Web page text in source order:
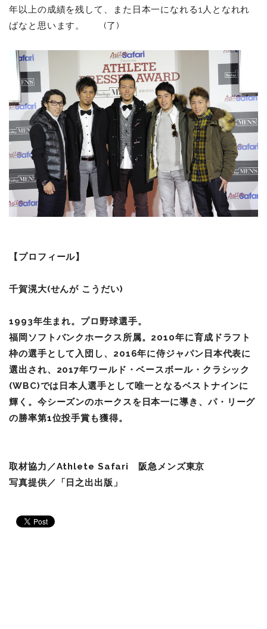
年以上の成績を残して、また日本一になれる1人となれれ
ばなと思います。 (了)
【プロフィール】
千賀滉大(せんが こうだい)
1993年生まれ。プロ野球選手。
福岡ソフトバンクホークス所属。2010年に育成ドラフト
枠の選手として入団し、2016年に侍ジャパン日本代表に
選出され、2017年ワールド・ベースボール・クラシック
(WBC)では日本人選手として唯一となるベストナインに
輝く。今シーズンのホークスを日本一に導き、パ・リーグ
の勝率第1位投手賞も獲得。
取材協力／Athlete Safari
阪急メンズ東京
写真提供／「日之出出版」